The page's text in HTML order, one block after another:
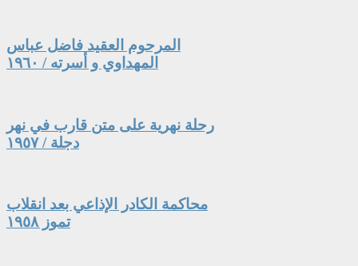
المرحوم العقيد فاضل عباس
المهداوي و أسرته / ١٩٦٠
رحلة نهرية على متن قارب في نهر
دجلة / ١٩٥٧
محاكمة الكادر الإذاعي بعد انقلاب
تموز ١٩٥٨